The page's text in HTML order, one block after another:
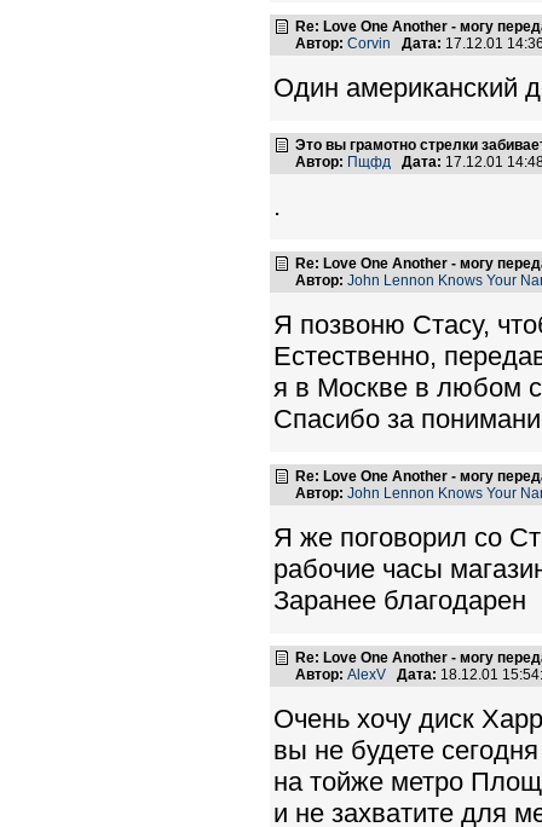
Re: Love One Another - могу
Автор: Corvin Дата: 17.12.01
Один американский
Это вы грамотно стрелки
Автор: Пщфд Дата: 17.12.01
.
Re: Love One Another - могу
Автор: John Lennon Knows Your
Я позвоню Стасу,
Естественно,
я в Москве в любом
Спасибо за
Re: Love One Another - могу
Автор: John Lennon Knows Your
Я же поговорил со
рабочие часы
Заранее благодарен
Re: Love One Another - могу
Автор: AlexV Дата: 18.12.01
Очень хочу диск
вы не будете
на тойже метро
и не захватите для